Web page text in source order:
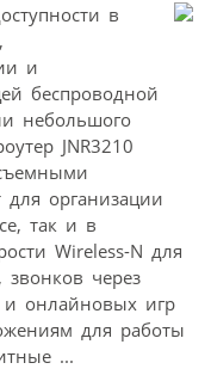
в
и
беспроводной
небольшого
JNR3210
организации
так и в
Wireless-N для
через
и онлайновых игр
для работы
...